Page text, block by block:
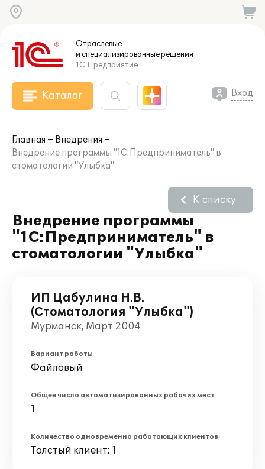
Отраслевые
и специализированныерешения
1С:Предприятие
Каталог Вход
Главная
Внедрения
Внедрение программы "1С:Предприниматель" в
стоматологии "Улыбка"
Внедрение программы
"1С:Предприниматель" в
стоматологии "Улыбка"
К списку
ИП Цабулина Н.В.
(Стоматология "Улыбка")
Мурманск, Март 2004
Вариант работы
Файловый
Общее число автоматизированных рабочих мест
1
Количество одновременно работающих клиентов
Толстый клиент: 1